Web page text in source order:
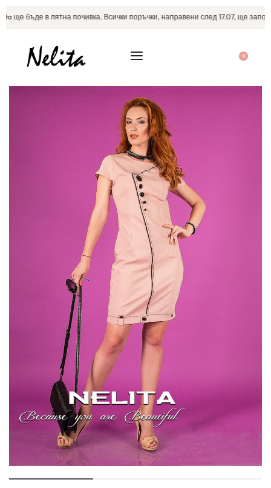
бъде в лятна почивка. Всички поръчки, направени след 17.07, ще
0